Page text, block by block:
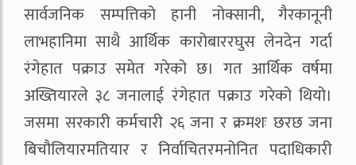
सार्वजनिक सम्पत्तिको हानी नोक्सानी, गैरकानूनी
लाभहानिमा साथै आर्थिक कारोबाररघुस लेनदेन गर्दा
रंगेहात पक्राउ समेत गरेको छ। गत आर्थिक वर्षमा
अख्तियारले ३८ जनालाई रंगेहात पक्राउ गरेको थियो।
जसमा सरकारी कर्मचारी २६ जना र क्रमशः छरछ जना
बिचौलियारमतियार र निर्वाचितरमनोनित पदाधिकारी